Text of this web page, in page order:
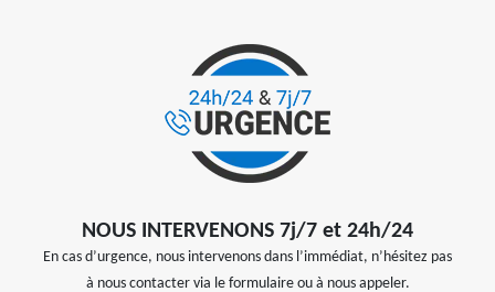
NOUS INTERVENONS 7j/7 et 24h/24
En cas d’urgence, nous intervenons dans l’immédiat, n’hésitez pas
à nous contacter via le formulaire ou à nous appeler.